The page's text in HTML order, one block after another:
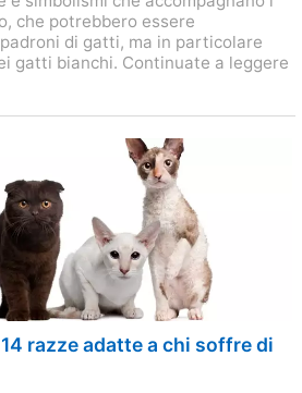
che potrebbero essere
di gatti, ma in particolare
gatti bianchi. Continuate a leggere
razze adatte a chi soffre di